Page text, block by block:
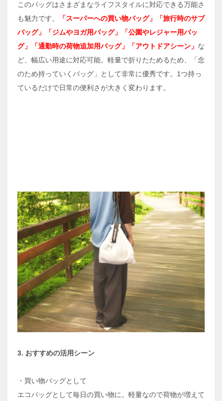
このバッグはさまざまなライフスタイルに対応できる万能さ
も魅力です。
「スーパーへの買い物バッグ」「旅行時のサブ
バッグ」「ジムやヨガ用バッグ」「公園やレジャー用バッ
グ」「通勤時の荷物追加用バッグ」「アウトドアシーン」 な
ど、幅広い用途に対応可能。軽量で折りたためるため、「念
のため持っていくバッグ」として非常に優秀です。1つ持っ
ているだけで日常の便利さが大きく変わります。
3. おすすめの活用シーン
・買い物バッグとして
エコバッグとして毎日の買い物に。軽量なので荷物が増えて